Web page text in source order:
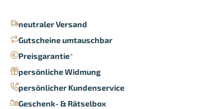
neutraler Versand
Gutscheine umtauschbar
Preisgarantie*
persönliche Widmung
persönlicher Kundenservice
Geschenk- & Rätselbox